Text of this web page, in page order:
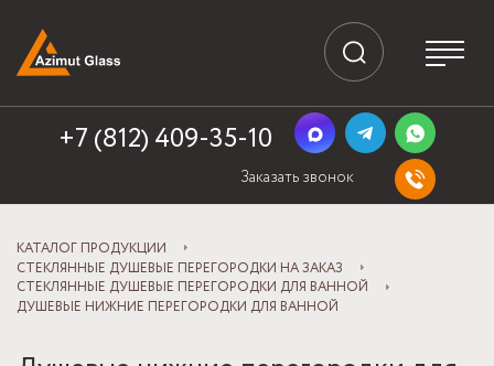
+7 (812) 409-35-10
Заказать звонок
КАТАЛОГ ПРОДУКЦИИ
СТЕКЛЯННЫЕ ДУШЕВЫЕ ПЕРЕГОРОДКИ НА ЗАКАЗ
СТЕКЛЯННЫЕ ДУШЕВЫЕ ПЕРЕГОРОДКИ ДЛЯ ВАННОЙ
ДУШЕВЫЕ НИЖНИЕ ПЕРЕГОРОДКИ ДЛЯ ВАННОЙ